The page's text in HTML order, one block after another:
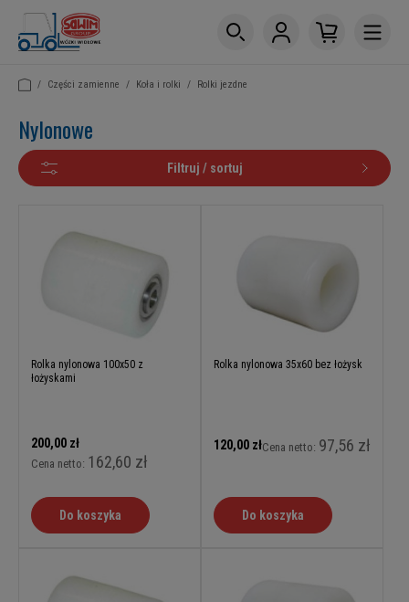
/ Części zamienne / Koła i rolki / Rolki jezdne
Nylonowe
Filtruj / sortuj
Rolka nylonowa 100x50 z
łożyskami
200,00 zł
Cena netto: 162,60 zł
Do koszyka
Rolka nylonowa 35x60 bez łożysk
120,00 złCena netto: 97,56 zł
Do koszyka